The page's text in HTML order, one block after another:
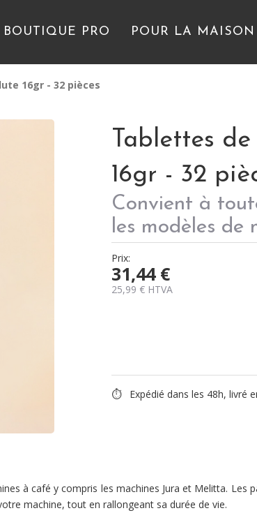
BOUTIQUE PRO POUR LA MAISON
16gr - 32 pièces
Tablettes
16gr - 32
Convient à
les modèles de
Prix:
31,44 €
25,99 € HTVA
⏱ Expédié dans les 48h, livré
à café y compris les machines Jura et Melitta. Les
machine, tout en rallongeant sa durée de vie.